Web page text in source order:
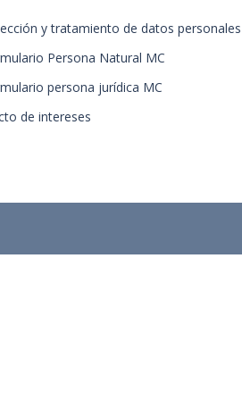
y tratamiento de datos personales
Persona Natural MC
persona jurídica MC
de intereses